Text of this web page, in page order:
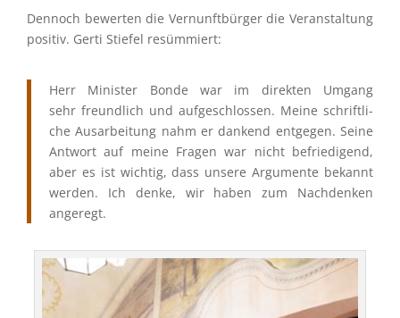
Dennoch bewer­ten die Vernunft­bür­ger die Veran­stal­tung
positiv. Gerti Stiefel resümmiert:
Herr Minis­ter Bonde war im direk­ten Umgang
sehr freund­lich und aufge­schlos­sen. Meine schrift­li­
che Ausar­bei­tung nahm er dankend entge­gen. Seine
Antwort auf meine Fragen war nicht befrie­di­gend,
aber es ist wichtig, dass unsere Argumente bekannt
werden. Ich denke, wir haben zum Nachden­ken
angeregt.